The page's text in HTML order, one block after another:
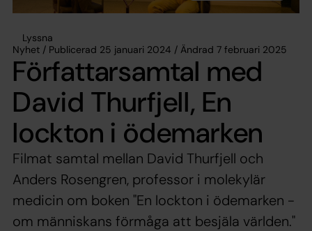
Lyssna
Nyhet / Publicerad 25 januari 2024 / Ändrad 7 februari 2025
Författarsamtal med
David Thurfjell, En
lockton i ödemarken
Filmat samtal mellan David Thurfjell och
Anders Rosengren, professor i molekylär
medicin om boken "En lockton i ödemarken -
om människans förmåga att besjäla världen."